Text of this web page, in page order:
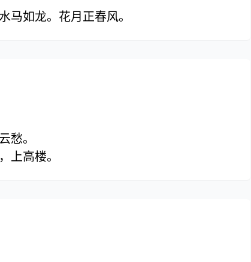
马如龙。花月正春风。
愁。
上高楼。